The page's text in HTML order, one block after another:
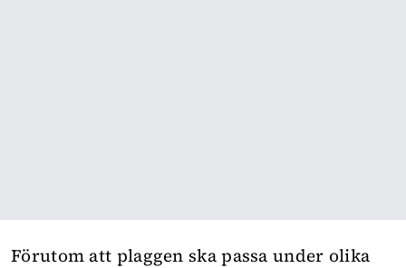
Förutom att plaggen ska passa under olika